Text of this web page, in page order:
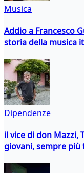
Musica
Addio a Francesco
storia della musica
Dipendenze
il vice di don Mazzi,
giovani, sempre più